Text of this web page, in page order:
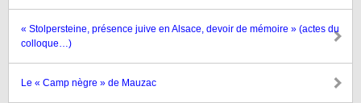
« Stolpersteine, présence juive en Alsace, devoir de mémoire » (actes du
colloque…)
Le « Camp nègre » de Mauzac